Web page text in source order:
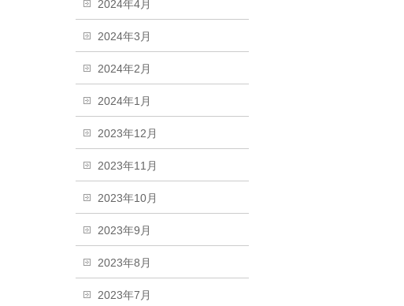
2024年4月
2024年3月
2024年2月
2024年1月
2023年12月
2023年11月
2023年10月
2023年9月
2023年8月
2023年7月